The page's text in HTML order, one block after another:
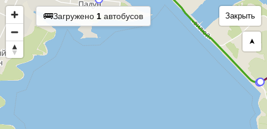
Закрыть
➤
🚌Загружено 1 автобусов